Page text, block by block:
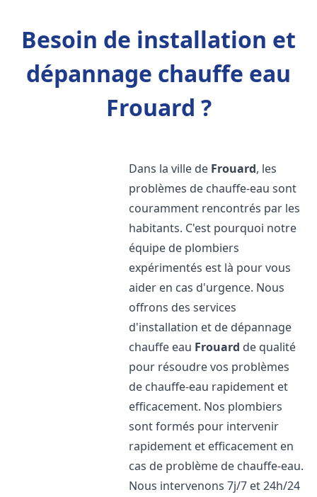
Besoin de installation et
dépannage chauffe eau
Frouard ?
Dans la ville de Frouard, les
problèmes de chauffe-eau sont
couramment rencontrés par les
habitants. C'est pourquoi notre
équipe de plombiers
expérimentés est là pour vous
aider en cas d'urgence. Nous
offrons des services
d'installation et de dépannage
chauffe eau Frouard de qualité
pour résoudre vos problèmes
de chauffe-eau rapidement et
efficacement. Nos plombiers
sont formés pour intervenir
rapidement et efficacement en
cas de problème de chauffe-eau.
Nous intervenons 7j/7 et 24h/24